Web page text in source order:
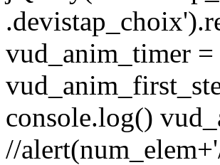
vud_anim_timer
console.log()
//